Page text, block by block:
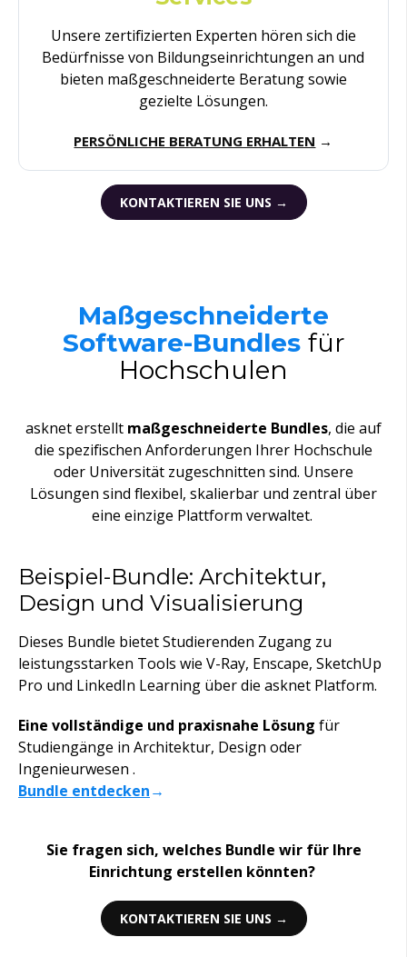
Unsere zertifizierten Experten hören sich die
Bedürfnisse von Bildungseinrichtungen an und
bieten maßgeschneiderte Beratungsowie
gezielte Lösungen.
PERSÖNLICHE BERATUNG ERHALTEN →
KONTAKTIEREN SIE UNS →
Maßgeschneiderte
Software-Bundles für
Hochschulen
askneterstellt maßgeschneiderte Bundles, die auf
die spezifischen Anforderungen Ihrer Hochschule
oder Universität zugeschnitten sind. Unsere
Lösungen sind flexibel, skalierbar und zentral über
eine einzige Plattform verwaltet.
Beispiel-Bundle: Architektur,
Design und Visualisierung
Dieses Bundle bietetStudierenden Zugang zu
leistungsstarken Tools wie V-Ray, Enscape, SketchUp
Pro und LinkedIn Learning über die asknet Platform.
Eine vollständige und praxisnahe Lösung für
Studiengänge in Architektur, Design oder
Ingenieurwesen .
Bundle entdecken→
Sie fragen sich, welches Bundle wir für Ihre
Einrichtung erstellen könnten?
KONTAKTIEREN SIE UNS →